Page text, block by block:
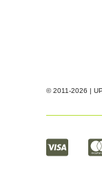
© 2011-2026 |